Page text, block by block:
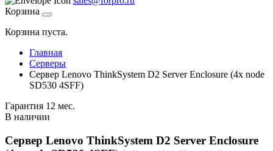
Корзина
Корзина пуста.
Главная
Серверы
Сервер Lenovo ThinkSystem D2 Server Enclosure (4x node
SD530 4SFF)
Гарантия 12 мес.
В наличии
Сервер Lenovo ThinkSystem D2 Server Enclosure